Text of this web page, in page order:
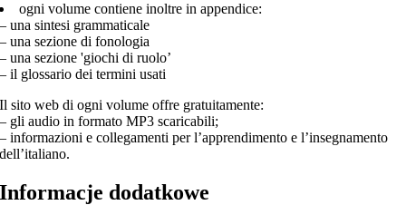
ogni volume contiene inoltre in appendice:
– una sintesi grammaticale
– una sezione di fonologia
– una sezione 'giochi di ruolo’
– il glossario dei termini usati
Il sito web di ogni volume offre gratuitamente:
– gli audio in formato MP3 scaricabili;
– informazioni e collegamenti per l’apprendimento e l’insegnamento
dell’italiano.
Informacje dodatkowe